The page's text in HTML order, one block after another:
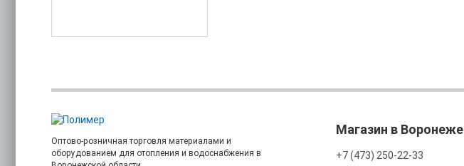
Оптово-розничная торговля материалами и
оборудованием для отопления и водоснабжения в
Магазин в Воронеже
+7 (473) 250-22-33